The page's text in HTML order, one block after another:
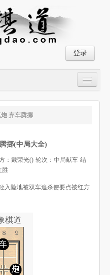
登录
炮 弃车腾挪
挪(中局大全)
：戴荣光() 轮次：中局献车 结
胜
入险地被双车追杀使要点被红方
棋道
９